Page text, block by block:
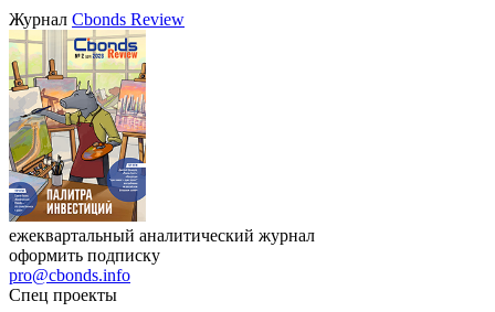
Журнал Cbonds Review
ежеквартальный аналитический журнал
оформить подписку
pro@cbonds.info
Спец проекты